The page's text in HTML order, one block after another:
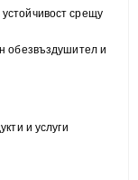
срещу
обезвъздушител и
и услуги